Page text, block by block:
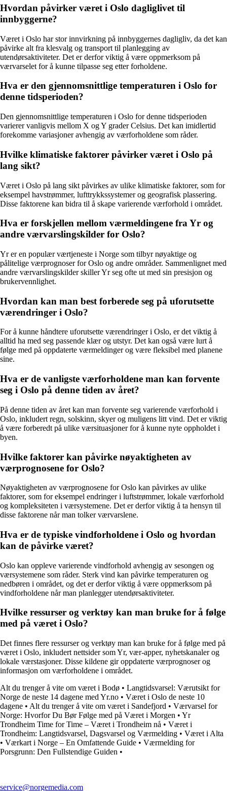
Hvordan påvirker været i Oslo dagliglivet til
innbyggerne?
Været i Oslo har stor innvirkning på innbyggernes dagligliv, da det kan
påvirke alt fra klesvalg og transport til planlegging av
utendørsaktiviteter. Det er derfor viktig å være oppmerksom på
værvarselet for å kunne tilpasse seg etter forholdene.
Hva er den gjennomsnittlige temperaturen i Oslo for
denne tidsperioden?
Den gjennomsnittlige temperaturen i Oslo for denne tidsperioden
varierer vanligvis mellom X og Y grader Celsius. Det kan imidlertid
forekomme variasjoner avhengig av værforholdene som råder.
Hvilke klimatiske faktorer påvirker været i Oslo på
lang sikt?
Været i Oslo på lang sikt påvirkes av ulike klimatiske faktorer, som for
eksempel havstrømmer, lufttrykkssystemer og geografisk plassering.
Disse faktorene kan bidra til å skape varierende værforhold i området.
Hva er forskjellen mellom værmeldingene fra Yr og
andre værvarslingskilder for Oslo?
Yr er en populær værtjeneste i Norge som tilbyr nøyaktige og
pålitelige værprognoser for Oslo og andre områder. Sammenlignet med
andre værvarslingskilder skiller Yr seg ofte ut med sin presisjon og
brukervennlighet.
Hvordan kan man best forberede seg på uforutsette
værendringer i Oslo?
For å kunne håndtere uforutsette værendringer i Oslo, er det viktig å
alltid ha med seg passende klær og utstyr. Det kan også være lurt å
følge med på oppdaterte værmeldinger og være fleksibel med planene
sine.
Hva er de vanligste værforholdene man kan forvente
seg i Oslo på denne tiden av året?
På denne tiden av året kan man forvente seg varierende værforhold i
Oslo, inkludert regn, solskinn, skyer og muligens litt vind. Det er viktig
å være forberedt på ulike værsituasjoner for å kunne nyte oppholdet i
byen.
Hvilke faktorer kan påvirke nøyaktigheten av
værprognosene for Oslo?
Nøyaktigheten av værprognosene for Oslo kan påvirkes av ulike
faktorer, som for eksempel endringer i luftstrømmer, lokale værforhold
og kompleksiteten i værsystemene. Det er derfor viktig å ta hensyn til
disse faktorene når man tolker værvarslene.
Hva er de typiske vindforholdene i Oslo og hvordan
kan de påvirke været?
Oslo kan oppleve varierende vindforhold avhengig av sesongen og
værsystemene som råder. Sterk vind kan påvirke temperaturen og
nedbøren i området, og det er derfor viktig å være oppmerksom på
vindforholdene når man planlegger utendørsaktiviteter.
Hvilke ressurser og verktøy kan man bruke for å følge
med på været i Oslo?
Det finnes flere ressurser og verktøy man kan bruke for å følge med på
været i Oslo, inkludert nettsider som Yr, vær-apper, nyhetskanaler og
lokale værstasjoner. Disse kildene gir oppdaterte værprognoser og
informasjon om værforholdene i området.
Alt du trenger å vite om været i Bodø • Langtidsvarsel: Værutsikt for
Norge de neste 14 dagene med Yr.no • Været i Oslo de neste 10
dagene • Alt du trenger å vite om været i Sandefjord • Værvarsel for
Norge: Hvorfor Du Bør Følge med på Været i Morgen • Yr
Trondheim Time for Time – Været i Trondheim nå • Været i
Trondheim: Langtidsvarsel, Dagsvarsel og Værmelding • Været i Alta
• Værkart i Norge – En Omfattende Guide • Værmelding for
Porsgrunn: Den Fullstendige Guiden •
service@norgemedia.com